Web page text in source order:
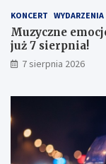
m
i
w
y
k
a
m
KONCERT WYDARZENIA
Muzyczne
już 7 sierpnia!
7 sierpnia 2026